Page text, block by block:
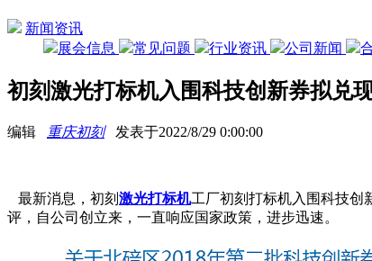
新闻资讯
展会信息
常见问题 行业资讯 公司新闻
初刻激光打标机入围科技创新券拟兑
编辑 重庆初刻发表于2022/8/29 0:00:00
最新消息，初刻 激光打标机工厂初刻打标机入围科技创
评，自公司创立来，一直响应国家政策，进步迅速。